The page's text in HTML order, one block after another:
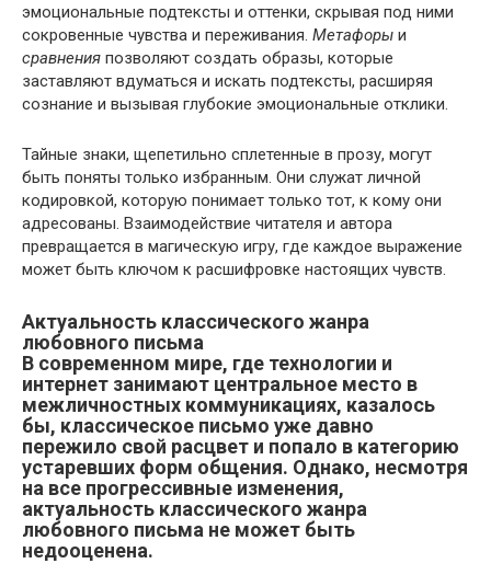
эмоциональные подтексты и оттенки, скрывая под ними
сокровенные чувства и переживания. Метафоры и
сравнения позволяют создать образы, которые
заставляют вдуматься и искать подтексты, расширяя
сознание и вызывая глубокие эмоциональные отклики.
Тайные знаки, щепетильно сплетенные в прозу, могут
быть поняты только избранным. Они служат личной
кодировкой, которую понимает только тот, к кому они
адресованы. Взаимодействие читателя и автора
превращается в магическую игру, где каждое выражение
может быть ключом к расшифровке настоящих чувств.
Актуальность классического жанра
любовного письма
В современном мире, где технологии и
интернет занимают центральное место в
межличностных коммуникациях, казалось
бы, классическое письмо уже давно
пережило свой расцвет и попало в категорию
устаревших форм общения. Однако, несмотря
на все прогрессивные изменения,
актуальность классического жанра
любовного письма не может быть
недооценена.